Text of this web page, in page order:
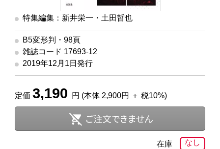
特集編集：新井栄一・土田哲也
B5変形判・98頁
雑誌コード 17693-12
2019年12月1日発行
定価 3,190 円 (本体 2,900円 ＋ 税10%)
なし
在庫